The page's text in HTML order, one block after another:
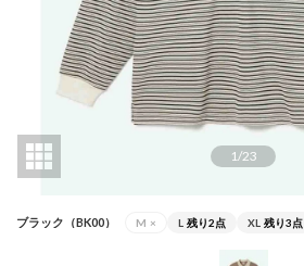
1/23
ブラック（BK00） M × L 残り2点 XL 残り3点